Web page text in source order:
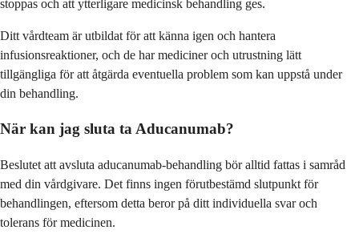
stoppas och att ytterligare medicinsk behandling ges.
Ditt vårdteam är utbildat för att känna igen och hantera
infusionsreaktioner, och de har mediciner och utrustning lätt
tillgängliga för att åtgärda eventuella problem som kan uppstå under
din behandling.
När kan jag sluta ta Aducanumab?
Beslutet att avsluta aducanumab-behandling bör alltid fattas i samråd
med din vårdgivare. Det finns ingen förutbestämd slutpunkt för
behandlingen, eftersom detta beror på ditt individuella svar och
tolerans för medicinen.